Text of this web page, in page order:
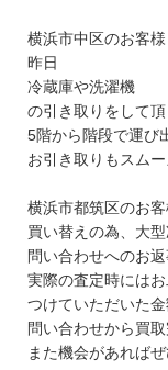
横浜市中区のお客様
昨日
冷蔵庫や洗濯機
の引き取りをして頂
5階から階段で運び
お引き取りもスム
横浜市都筑区のお客
買い替えの為、大
問い合わせへのお
実際の査定時には
つけていただいた金
問い合わせから買
また機会があれば